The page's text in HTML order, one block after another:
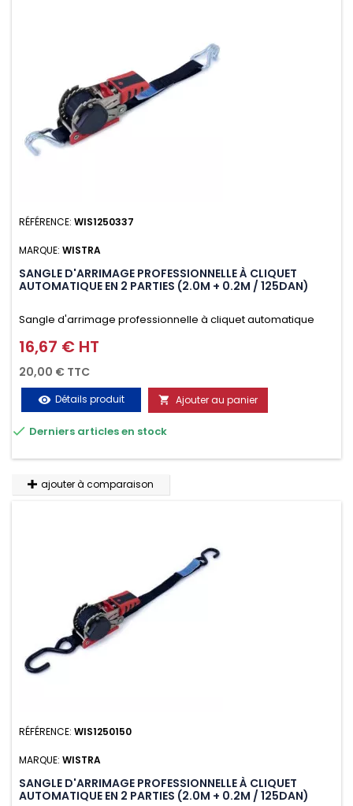
RÉFÉRENCE: WIS1250337
MARQUE: WISTRA
SANGLE D'ARRIMAGE PROFESSIONNELLE À CLIQUET
AUTOMATIQUE EN 2 PARTIES (2.0M + 0.2M / 125DAN)
Sangle d'arrimage professionnelle à cliquet automatique
avec crochet deux doigts soudés en J en 2 parties (2.0M +
0.2M / 125daN), simple et rapide d'utilisation. Permet
d'arrimer et de sécuriser vos chargements pendant le
transport. Matière polyester très résistante aux UV et aux
variations de températures, n'absorbe pas l'eau.
Prix
16,67 € HT
20,00 € TTC
visibility Détails produit  Ajouter au panier
 Derniers articles en stock
ajouter à comparaison
RÉFÉRENCE: WIS1250150
MARQUE: WISTRA
SANGLE D'ARRIMAGE PROFESSIONNELLE À CLIQUET
AUTOMATIQUE EN 2 PARTIES (2.0M + 0.2M / 125DAN)